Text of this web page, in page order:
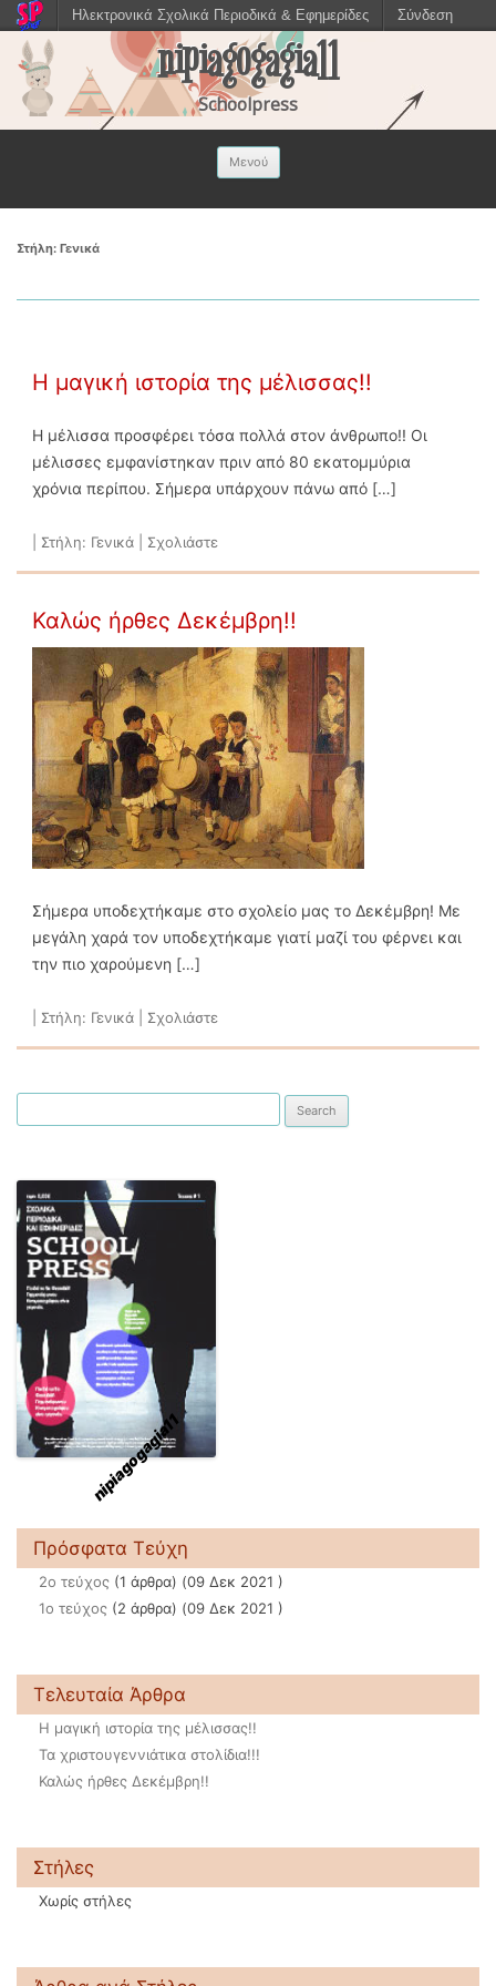
nipiagogagia11
Schoolpress
Μενού
Στήλη: Γενικά
Η μαγική ιστορία της μέλισσας!!
Η μέλισσα προσφέρει τόσα πολλά στον άνθρωπο!! Οι
μέλισσες εμφανίστηκαν πριν από 80 εκατομμύρια
χρόνια περίπου. Σήμερα υπάρχουν πάνω από […]
Στήλη: Γενικά Σχολιάστε
Καλώς ήρθες Δεκέμβρη!!
Σήμερα υποδεχτήκαμε στο σχολείο μας το Δεκέμβρη! Με
μεγάλη χαρά τον υποδεχτήκαμε γιατί μαζί του φέρνει και
την πιο χαρούμενη […]
Στήλη: Γενικά Σχολιάστε
nipiagogagia11
Πρόσφατα Τεύχη
2ο τεύχος (1 άρθρα) (09 Δεκ 2021 )
1ο τεύχος (2 άρθρα) (09 Δεκ 2021 )
Τελευταία Άρθρα
Η μαγική ιστορία της μέλισσας!!
Τα χριστουγεννιάτικα στολίδια!!!
Καλώς ήρθες Δεκέμβρη!!
Στήλες
Χωρίς στήλες
Ηλεκτρονικά Σχολικά Περιοδικά & Εφημερίδες Σύνδεση